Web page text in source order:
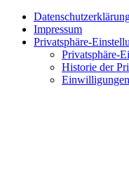
Impressum
Privatsphäre-
Privatsphäre-
Historie der